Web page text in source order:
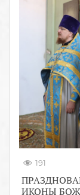
191
ИКОНЫ